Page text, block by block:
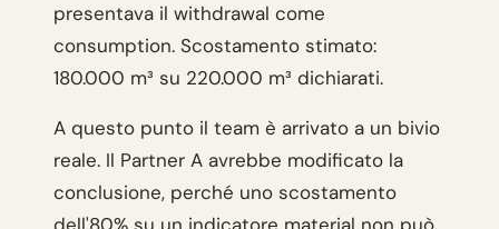
presentava il withdrawal come
consumption. Scostamento stimato:
180.000 m³ su 220.000 m³ dichiarati.
A questo punto il team è arrivato a un bivio
reale. Il Partner A avrebbe modificato la
conclusione, perché uno scostamento